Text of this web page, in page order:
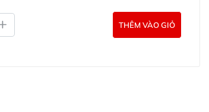
Đã duyệt nội dung
THÊM VÀO GIỎ